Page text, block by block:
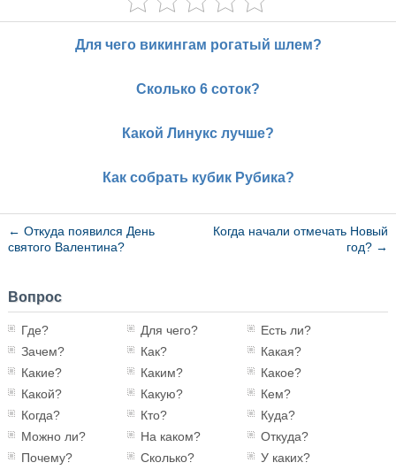
Для чего викингам рогатый шлем?
Сколько 6 соток?
Какой Линукс лучше?
Как собрать кубик Рубика?
← Откуда появился День
святого Валентина?
Когда начали отмечать Новый
год? →
Вопрос
Где? Для чего?
Есть ли?
Зачем?
Как?
Какая?
Какие?
Каким?
Какое?
Какой?
Какую?
Кем?
Когда?
Кто?
Куда?
Можно ли?
На каком?
Откуда?
Почему?
Сколько?
У каких?